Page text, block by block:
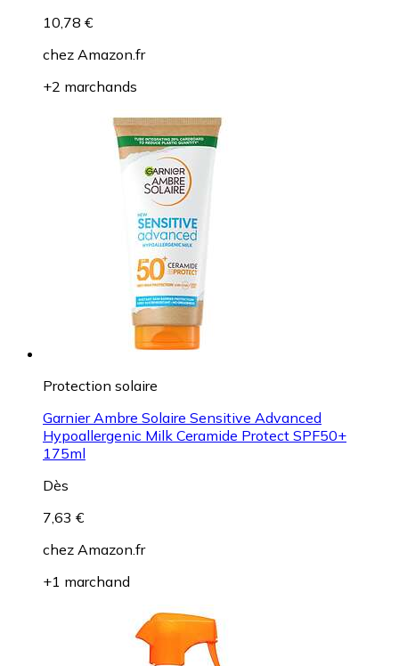
10,78 €
chez Amazon.fr
+2 marchands
Protection solaire
Garnier Ambre Solaire Sensitive Advanced
Hypoallergenic Milk Ceramide Protect SPF50+
175ml
Dès
7,63 €
chez Amazon.fr
+1 marchand